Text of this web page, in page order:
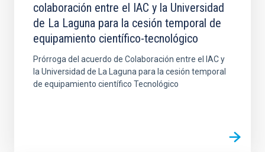
colaboración entre el IAC y la Universidad
de La Laguna para la cesión temporal de
equipamiento científico-tecnológico
Prórroga del acuerdo de Colaboración entre el IAC y
la Universidad de La Laguna para la cesión temporal
de equipamiento científico Tecnológico